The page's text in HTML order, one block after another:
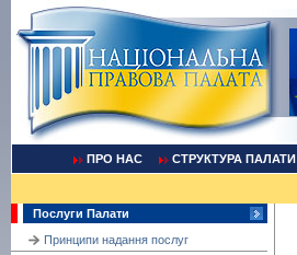
ПРО НАС СТРУКТУРА ПАЛАТИ
Послуги Палати
Принципи надання послуг